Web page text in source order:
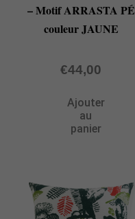
– Motif ARRASTA PÉ
couleur JAUNE
€44,00
Ajouter
au
panier